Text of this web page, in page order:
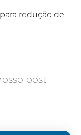
para redução de
post